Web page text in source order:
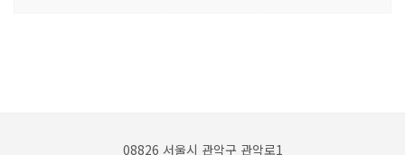
08826 서울시 관악구 관악로1